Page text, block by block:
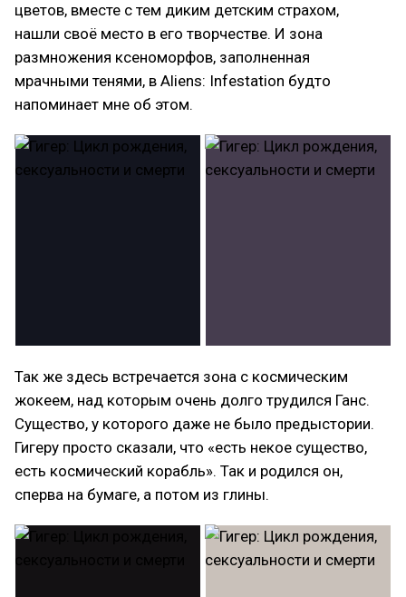
цветов, вместе с тем диким детским страхом,
нашли своё место в его творчестве. И зона
размножения ксеноморфов, заполненная
мрачными тенями, в Aliens: Infestation будто
напоминает мне об этом.
Так же здесь встречается зона с космическим
жокеем, над которым очень долго трудился Ганс.
Существо, у которого даже не было предыстории.
Гигеру просто сказали, что «есть некое существо,
есть космический корабль». Так и родился он,
сперва на бумаге, а потом из глины.